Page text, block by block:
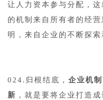
让人力资本参与分配，
的机制来自所有者的经
明，来自企业的不断探索
024.归根结底， 企业机
新 ，就是要将企业打造